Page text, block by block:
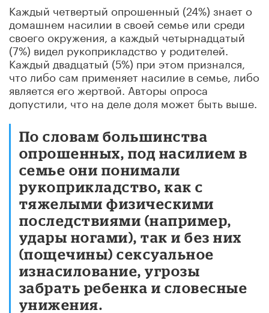
Каждый четвертый опрошенный (24%) знает о
домашнем насилии в своей семье или среди
своего окружения, а каждый четырнадцатый
(7%) видел рукоприкладство у родителей.
Каждый двадцатый (5%) при этом признался,
что либо сам применяет насилие в семье, либо
является его жертвой. Авторы опроса
допустили, что на деле доля может быть выше.
По словам большинства
опрошенных, под насилием в
семье они понимали
рукоприкладство, как с
тяжелыми физическими
последствиями (например,
удары ногами), так и без них
(пощечины) сексуальное
изнасилование, угрозы
забрать ребенка и словесные
унижения.